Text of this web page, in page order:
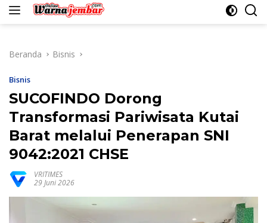
konten
Beranda Bisnis
Bisnis
SUCOFINDO Dorong
Transformasi Pariwisata Kutai
Barat melalui Penerapan SNI
9042:2021 CHSE
VRITIMES
29 Juni 2026